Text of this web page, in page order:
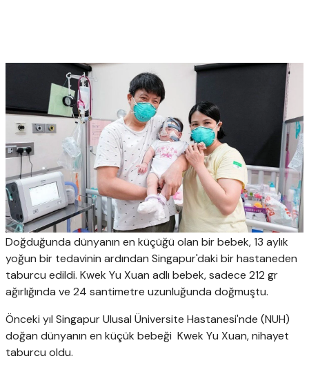
Doğduğunda dünyanın en küçüğü olan bir bebek, 13 aylık
yoğun bir tedavinin ardından Singapur'daki bir hastaneden
taburcu edildi. Kwek Yu Xuan adlı bebek, sadece 212 gr
ağırlığında ve 24 santimetre uzunluğunda doğmuştu.
Önceki yıl Singapur Ulusal Üniversite Hastanesi'nde (NUH)
doğan dünyanın en küçük bebeği Kwek Yu Xuan, nihayet
taburcu oldu.